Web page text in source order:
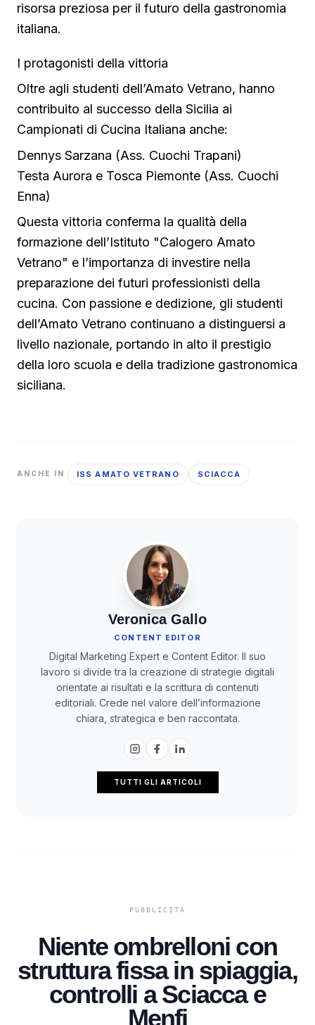
risorsa preziosa per il futuro della gastronomia
italiana.
I protagonisti della vittoria
Oltre agli studenti dell’Amato Vetrano, hanno
contribuito al successo della Sicilia ai
Campionati di Cucina Italiana anche:
Dennys Sarzana (Ass. Cuochi Trapani)
Testa Aurora e Tosca Piemonte (Ass. Cuochi
Enna)
Questa vittoria conferma la qualità della
formazione dell’Istituto "Calogero Amato
Vetrano" e l’importanza di investire nella
preparazione dei futuri professionisti della
cucina. Con passione e dedizione, gli studenti
dell’Amato Vetrano continuano a distinguersi a
livello nazionale, portando in alto il prestigio
della loro scuola e della tradizione gastronomica
siciliana.
ANCHE IN ISS AMATO VETRANO SCIACCA
Veronica Gallo
CONTENT EDITOR
Digital Marketing Expert e Content Editor. Il suo
lavoro si divide tra la creazione di strategie digitali
orientate ai risultati e la scrittura di contenuti
editoriali. Crede nel valore dell’informazione
chiara, strategica e ben raccontata.
TUTTI GLI ARTICOLI
Niente ombrelloni con
struttura fissa in spiaggia,
controlli a Sciacca e
Menfi